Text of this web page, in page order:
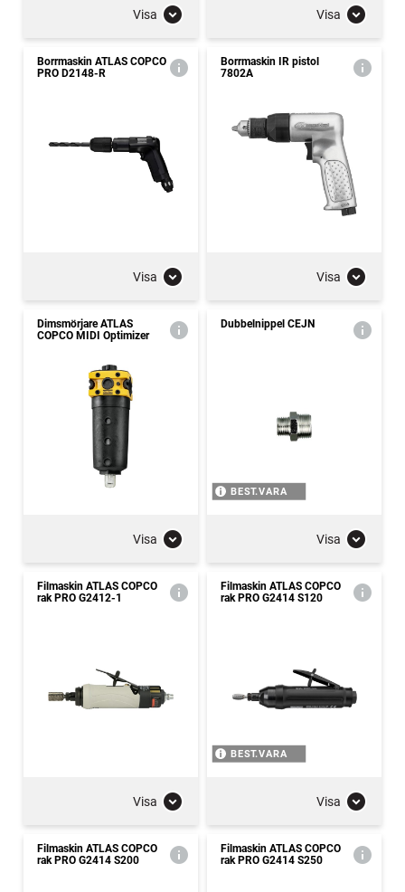
Visa Visa
Borrmaskin ATLAS COPCO
PRO D2148-R
Visa
Borrmaskin IR pistol
7802A
Visa
Dimsmörjare ATLAS
COPCO MIDI Optimizer
Visa
Dubbelnippel CEJN
BEST.VARA
Visa
Filmaskin ATLAS COPCO
rak PRO G2412-1
Visa
Filmaskin ATLAS COPCO
rak PRO G2414 S120
BEST.VARA
Visa
Filmaskin ATLAS COPCO
rak PRO G2414 S200
Filmaskin ATLAS COPCO
rak PRO G2414 S250